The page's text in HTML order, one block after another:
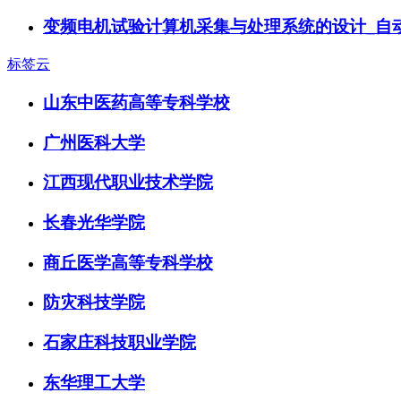
变频电机试验计算机采集与处理系统的设计_自
标签云
山东中医药高等专科学校
广州医科大学
江西现代职业技术学院
长春光华学院
商丘医学高等专科学校
防灾科技学院
石家庄科技职业学院
东华理工大学